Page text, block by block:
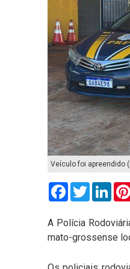
Veículo foi apreendido
FacebookTwitter
A Polícia
mato-grossense